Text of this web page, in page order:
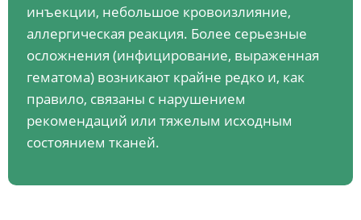
инъекции, небольшое кровоизлияние,
аллергическая реакция. Более серьезные
осложнения (инфицирование, выраженная
гематома) возникают крайне редко и, как
правило, связаны с нарушением
рекомендаций или тяжелым исходным
состоянием тканей.